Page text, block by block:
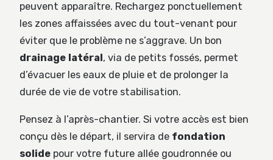
peuvent apparaître. Rechargez ponctuellement
les zones affaissées avec du tout-venant pour
éviter que le problème ne s’aggrave. Un bon
drainage latéral, via de petits fossés, permet
d’évacuer les eaux de pluie et de prolonger la
durée de vie de votre stabilisation.
Pensez à l’après-chantier. Si votre accès est bien
conçu dès le départ, il servira de fondation
solide pour votre future allée goudronnée ou